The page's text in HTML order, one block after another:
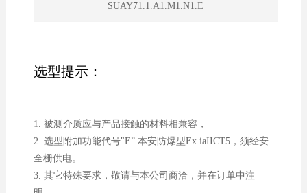
SUAY71.1.A1.M1.N1.E
选型提示：
1. 被测介质应与产品接触的材料相兼容，
2. 选型附加功能代号"E” 本安防爆型Ex iaIICT5，须经安
全栅供电。
3. 其它特殊要求，敬请与本公司商洽，并在订单中注